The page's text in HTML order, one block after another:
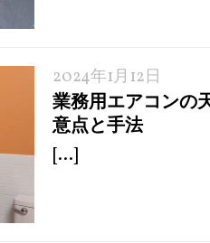
2024年1月12日
業務用エアコンの
意点と手法
[...]